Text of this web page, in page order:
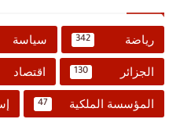
رياضة 342 سياسة
الجزائر 130 اقتصاد
المؤسسة الملكية 47